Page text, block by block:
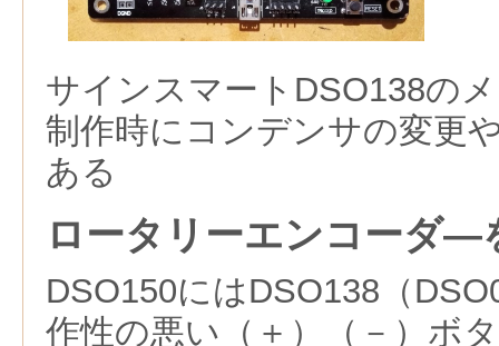
サインスマートDSO138の
制作時にコンデンサの変更
ある
ロータリーエンコーダ―
DSO150にはDSO138（
作性の悪い（＋）（－）ボ